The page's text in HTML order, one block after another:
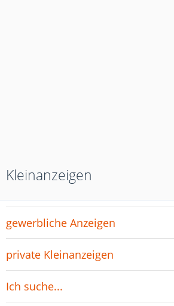
Kleinanzeigen
gewerbliche Anzeigen
private Kleinanzeigen
Ich suche...